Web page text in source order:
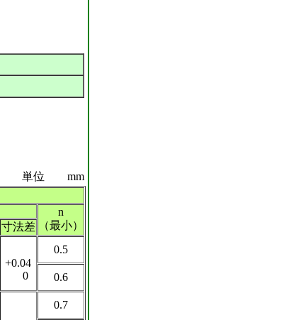
単位 mm
n
（最小）
寸法差
+0.04
0
0.5
0.6
0.7